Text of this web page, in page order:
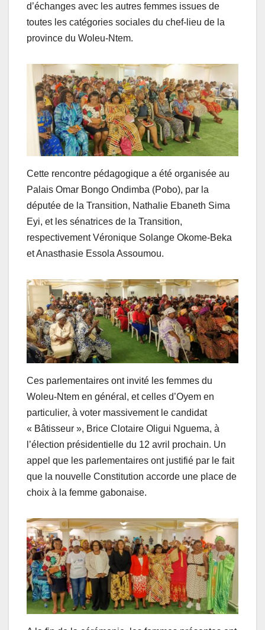
d’échanges avec les autres femmes issues de
toutes les catégories sociales du chef-lieu de la
province du Woleu-Ntem.
Cette rencontre pédagogique a été organisée au
Palais Omar Bongo Ondimba (Pobo), par la
députée de la Transition, Nathalie Ebaneth Sima
Eyi, et les sénatrices de la Transition,
respectivement Véronique Solange Okome-Beka
et Anasthasie Essola Assoumou.
Ces parlementaires ont invité les femmes du
Woleu-Ntem en général, et celles d’Oyem en
particulier, à voter massivement le candidat
« Bâtisseur », Brice Clotaire Oligui Nguema, à
l’élection présidentielle du 12 avril prochain. Un
appel que les parlementaires ont justifié par le fait
que la nouvelle Constitution accorde une place de
choix à la femme gabonaise.